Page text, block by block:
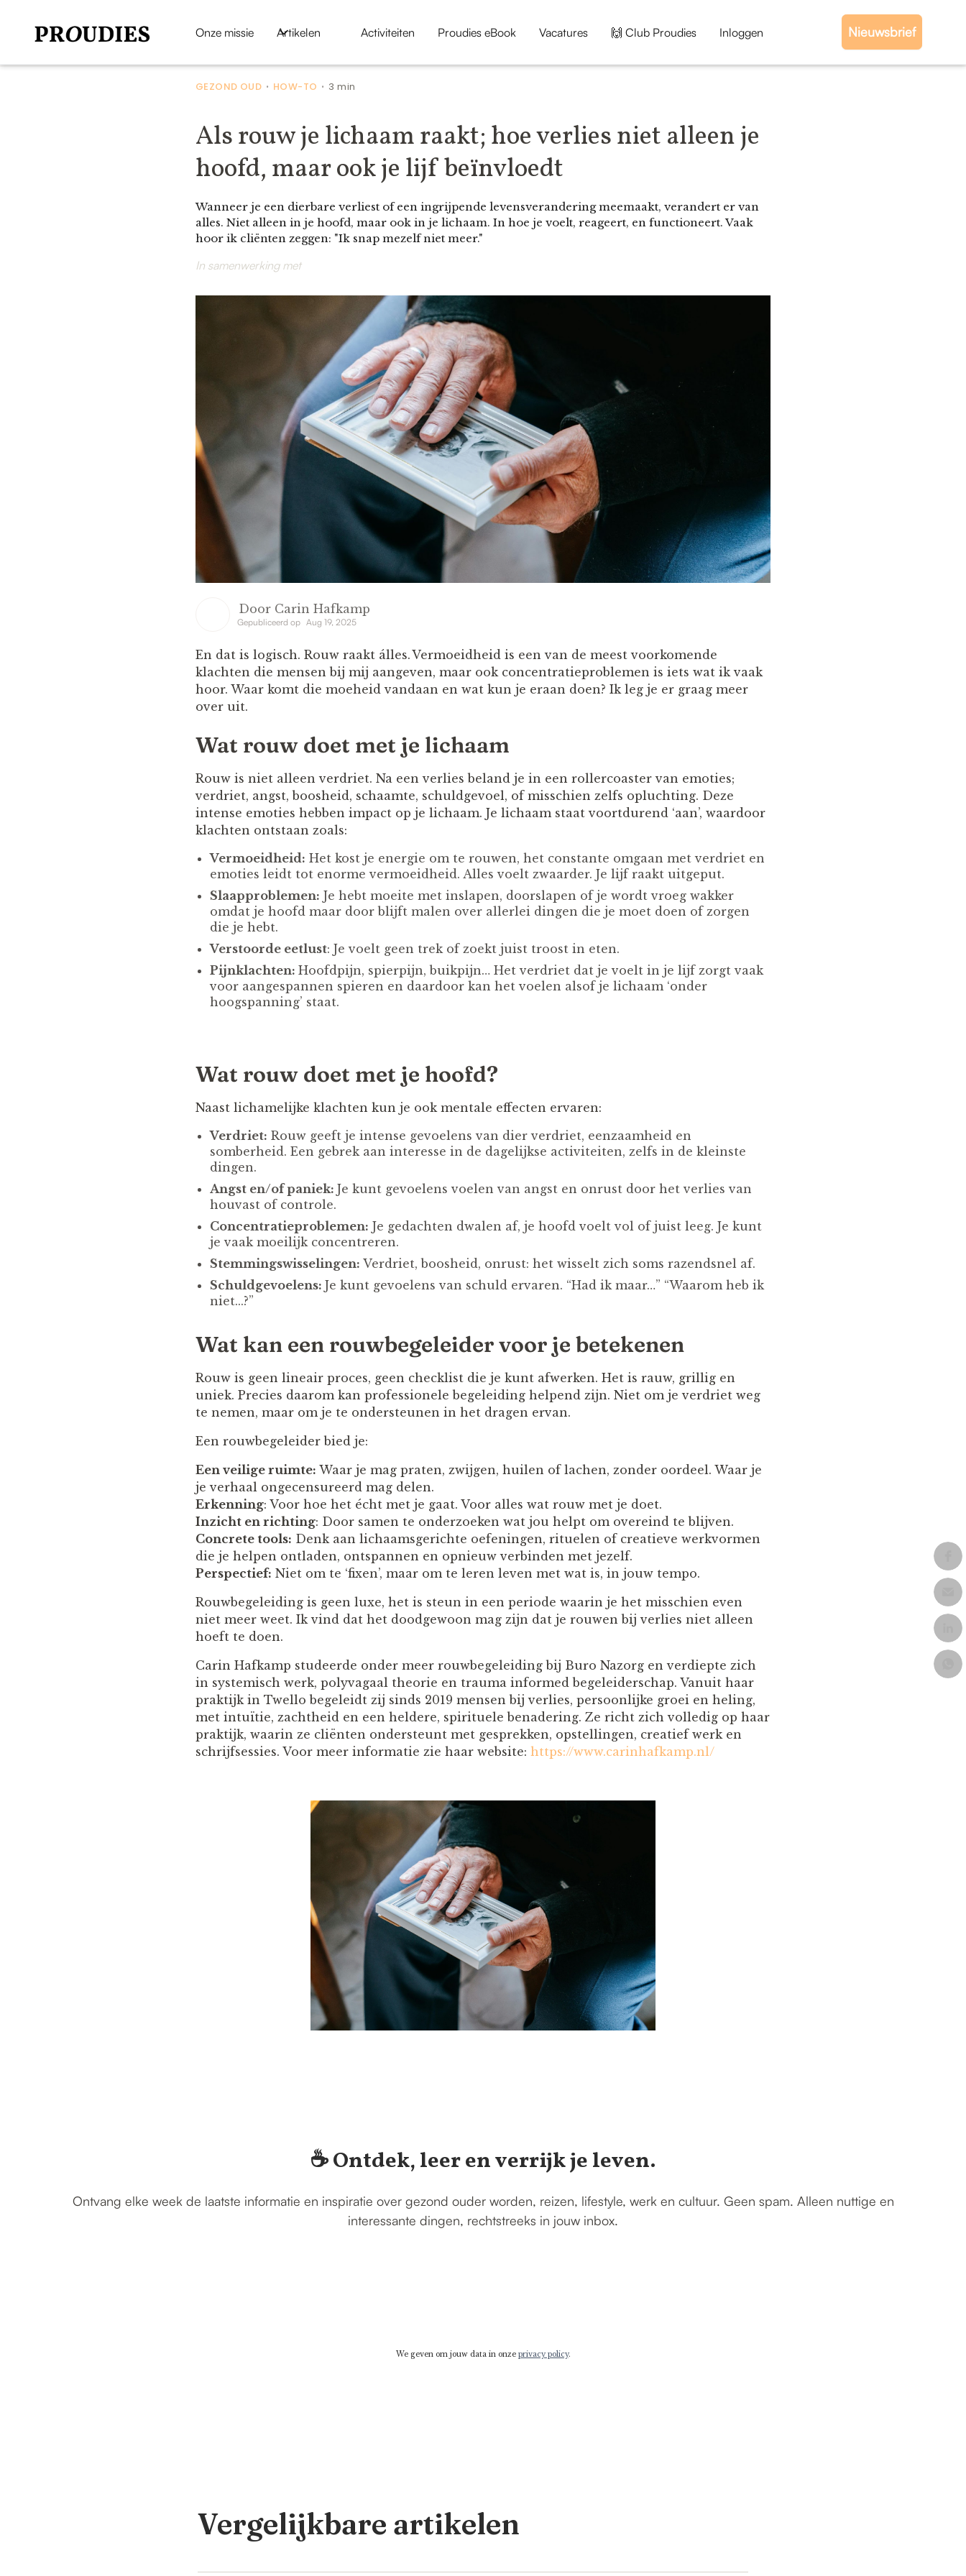
Onze missie Artikelen Activiteiten Proudies eBook Vacatures 🙌 Club Proudies Inloggen Nieuwsbrief
GEZOND OUD • HOW-TO • 3 min
Als rouw je lichaam raakt; hoe verlies niet alleen je
hoofd, maar ook je lijf beïnvloedt
Wanneer je een dierbare verliest of een ingrijpende levensverandering meemaakt, verandert er van
alles. Niet alleen in je hoofd, maar ook in je lichaam. In hoe je voelt, reageert, en functioneert. Vaak
hoor ik cliënten zeggen: "Ik snap mezelf niet meer."
In samenwerking met
Door Carin Hafkamp
Gepubliceerd op Aug 19, 2025
En dat is logisch. Rouw raakt álles. Vermoeidheid is een van de meest voorkomende
klachten die mensen bij mij aangeven, maar ook concentratieproblemen is iets wat ik vaak
hoor. Waar komt die moeheid vandaan en wat kun je eraan doen? Ik leg je er graag meer
over uit.
Wat rouw doet met je lichaam
Rouw is niet alleen verdriet. Na een verlies beland je in een rollercoaster van emoties;
verdriet, angst, boosheid, schaamte, schuldgevoel, of misschien zelfs opluchting. Deze
intense emoties hebben impact op je lichaam. Je lichaam staat voortdurend ‘aan’, waardoor
klachten ontstaan zoals:
Vermoeidheid: Het kost je energie om te rouwen, het constante omgaan met verdriet en
emoties leidt tot enorme vermoeidheid. Alles voelt zwaarder. Je lijf raakt uitgeput.
Slaapproblemen: Je hebt moeite met inslapen, doorslapen of je wordt vroeg wakker
omdat je hoofd maar door blijft malen over allerlei dingen die je moet doen of zorgen
die je hebt.
Verstoorde eetlust: Je voelt geen trek of zoekt juist troost in eten.
Pijnklachten: Hoofdpijn, spierpijn, buikpijn… Het verdriet dat je voelt in je lijf zorgt vaak
voor aangespannen spieren en daardoor kan het voelen alsof je lichaam ‘onder
hoogspanning’ staat.
Wat rouw doet met je hoofd?
Naast lichamelijke klachten kun je ook mentale effecten ervaren:
Verdriet: Rouw geeft je intense gevoelens van dier verdriet, eenzaamheid en
somberheid. Een gebrek aan interesse in de dagelijkse activiteiten, zelfs in de kleinste
dingen.
Angst en/of paniek: Je kunt gevoelens voelen van angst en onrust door het verlies van
houvast of controle.
Concentratieproblemen: Je gedachten dwalen af, je hoofd voelt vol of juist leeg. Je kunt
je vaak moeilijk concentreren.
Stemmingswisselingen: Verdriet, boosheid, onrust: het wisselt zich soms razendsnel af.
Schuldgevoelens: Je kunt gevoelens van schuld ervaren. “Had ik maar…” “Waarom heb ik
niet...?”
Wat kan een rouwbegeleider voor je betekenen
Rouw is geen lineair proces, geen checklist die je kunt afwerken. Het is rauw, grillig en
uniek. Precies daarom kan professionele begeleiding helpend zijn. Niet om je verdriet weg
te nemen, maar om je te ondersteunen in het dragen ervan.
Een rouwbegeleider bied je:
Een veilige ruimte: Waar je mag praten, zwijgen, huilen of lachen, zonder oordeel. Waar je
je verhaal ongecensureerd mag delen.
Erkenning: Voor hoe het écht met je gaat. Voor alles wat rouw met je doet.
Inzicht en richting: Door samen te onderzoeken wat jou helpt om overeind te blijven.
Concrete tools: Denk aan lichaamsgerichte oefeningen, rituelen of creatieve werkvormen
die je helpen ontladen, ontspannen en opnieuw verbinden met jezelf.
Perspectief: Niet om te ‘fixen’, maar om te leren leven met wat is, in jouw tempo.
Rouwbegeleiding is geen luxe, het is steun in een periode waarin je het misschien even
niet meer weet. Ik vind dat het doodgewoon mag zijn dat je rouwen bij verlies niet alleen
hoeft te doen.
Carin Hafkamp studeerde onder meer rouwbegeleiding bij Buro Nazorg en verdiepte zich
in systemisch werk, polyvagaal theorie en trauma informed begeleiderschap. Vanuit haar
praktijk in Twello begeleidt zij sinds 2019 mensen bij verlies, persoonlijke groei en heling,
met intuïtie, zachtheid en een heldere, spirituele benadering. Ze richt zich volledig op haar
praktijk, waarin ze cliënten ondersteunt met gesprekken, opstellingen, creatief werk en
schrijfsessies. Voor meer informatie zie haar website: https://www.carinhafkamp.nl/
☕️ Ontdek, leer en verrijk je leven.
Ontvang elke week de laatste informatie en inspiratie over gezond ouder worden, reizen, lifestyle, werk en cultuur. Geen spam. Alleen nuttige en
interessante dingen, rechtstreeks in jouw inbox.
We geven om jouw data in onze privacy policy.
Vergelijkbare artikelen